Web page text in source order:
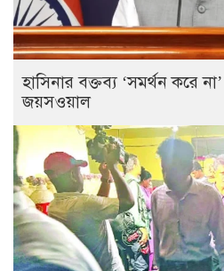
হাসিনার বক্তব্য ‘সমর্থন করে
জয়সওয়াল